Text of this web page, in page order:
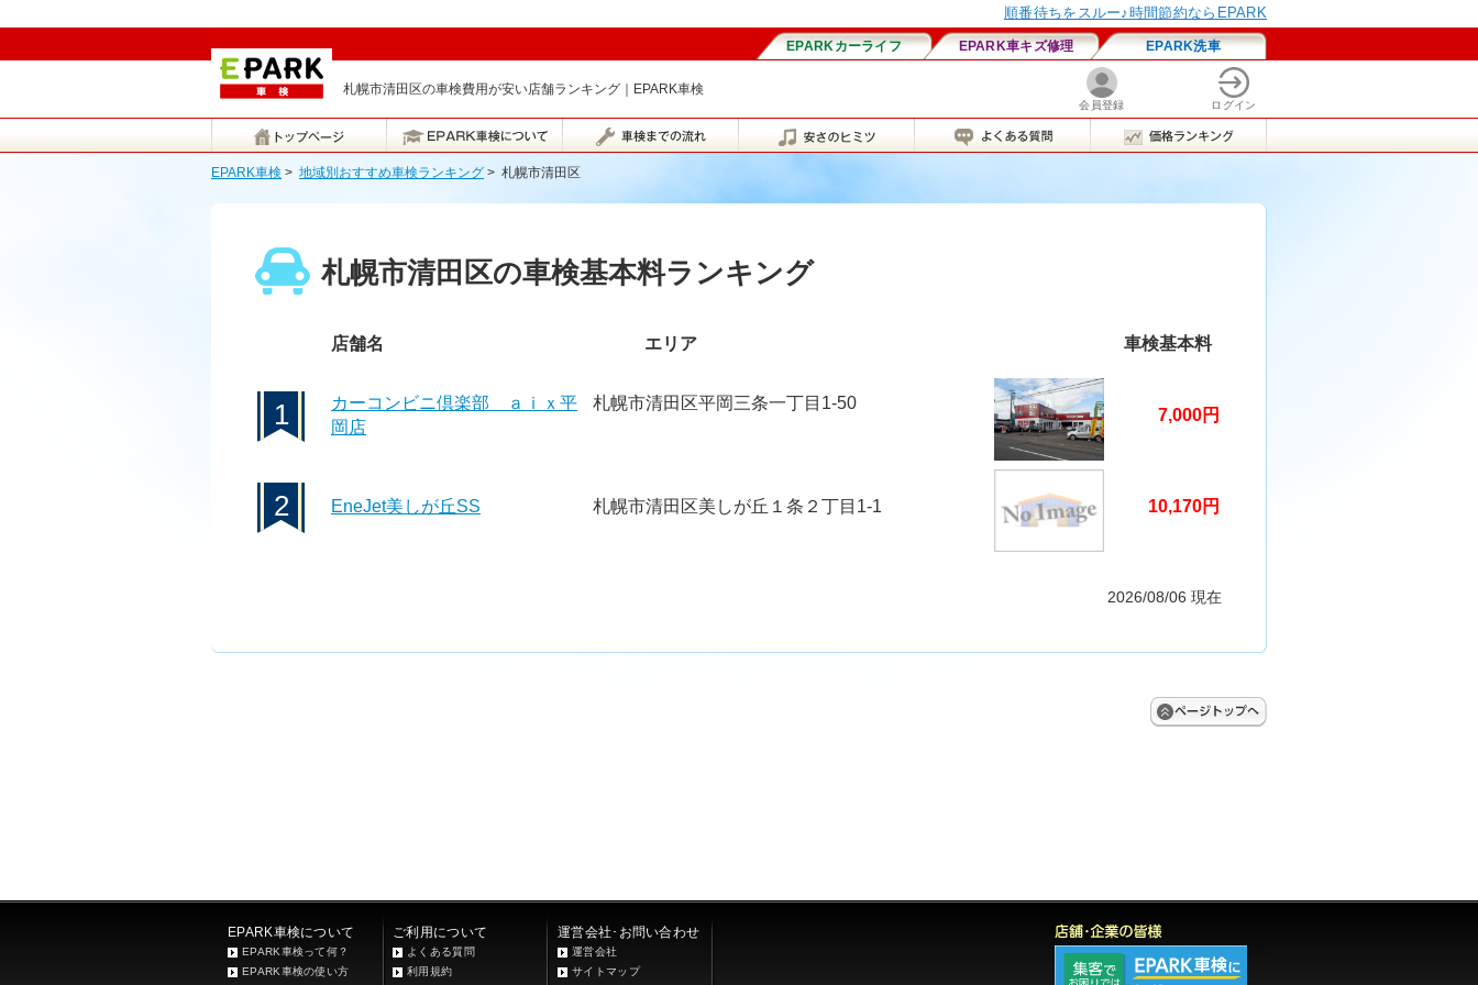
札幌市清田区の車検費用が安い店舗ランキング｜EPARK車検
EPARK車検 > 地域別おすすめ車検ランキング > 札幌市清田区
札幌市清田区の車検基本料ランキング
店舗名 エリア 車検基本料
1
カーコンビニ倶楽部 ａｉｘ平
岡店
札幌市清田区平岡三条一丁目1-50
7,000円
2 EneJet美しが丘SS 札幌市清田区美しが丘１条２丁目1-1 10,170円
2026/08/06 現在